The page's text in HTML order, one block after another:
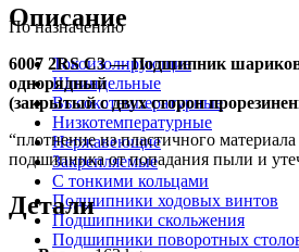
По назначению
Токоизолирующие
Шпиндельные
Высокотемпературные
Низкотемпературные
Нержавеющие
Закрепляемые
С тонкими кольцами
Подшипники ходовых винтов
Подшипники скольжения
Подшипники поворотных
Описание
6007 2RS C3 — Подшипник
однорядный
(закрытый с двух сторон
“плотнение из пластичного
подшипника от попадания пыли и
Детали